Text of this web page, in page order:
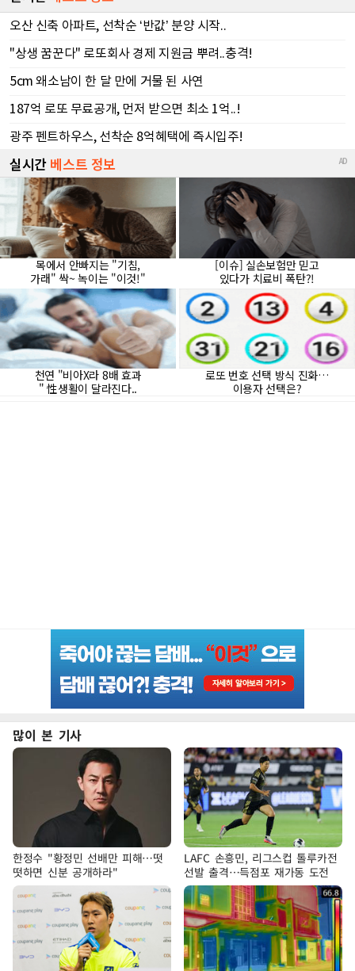
많이 본 기사
한정수 "황정민 선배만 피해…떳
떳하면 신분 공개하라"
LAFC 손흥민, 리그스컵 톨루카전
선발 출격…득점포 재가동 도전